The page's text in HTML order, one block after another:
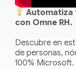
Automatiza
con Omne RH.
Descubre en
de personas,
100% Microsoft.